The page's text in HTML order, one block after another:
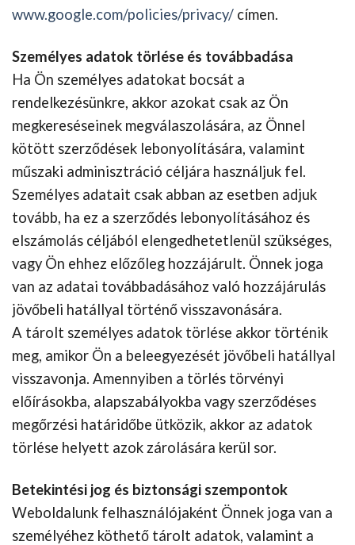
www.google.com/policies/privacy/ címen.
Személyes adatok törlése és továbbadása
Ha Ön személyes adatokat bocsát a
rendelkezésünkre, akkor azokat csak az Ön
megkereséseinek megválaszolására, az Önnel
kötött szerződések lebonyolítására, valamint
műszaki adminisztráció céljára használjuk fel.
Személyes adatait csak abban az esetben adjuk
tovább, ha ez a szerződés lebonyolításához és
elszámolás céljából elengedhetetlenül szükséges,
vagy Ön ehhez előzőleg hozzájárult. Önnek joga
van az adatai továbbadásához való hozzájárulás
jövőbeli hatállyal történő visszavonására.
A tárolt személyes adatok törlése akkor történik
meg, amikor Ön a beleegyezését jövőbeli hatállyal
visszavonja. Amennyiben a törlés törvényi
előírásokba, alapszabályokba vagy szerződéses
megőrzési határidőbe ütközik, akkor az adatok
törlése helyett azok zárolására kerül sor.
Betekintési jog és biztonsági szempontok
Weboldalunk felhasználójaként Önnek joga van a
személyéhez köthető tárolt adatok, valamint a